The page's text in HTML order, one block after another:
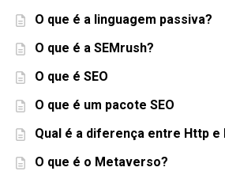
O que é a linguagem passiva?
O que é a SEMrush?
O que é SEO
O que é um pacote SEO
Qual é a diferença entre Http e
O que é o Metaverso?